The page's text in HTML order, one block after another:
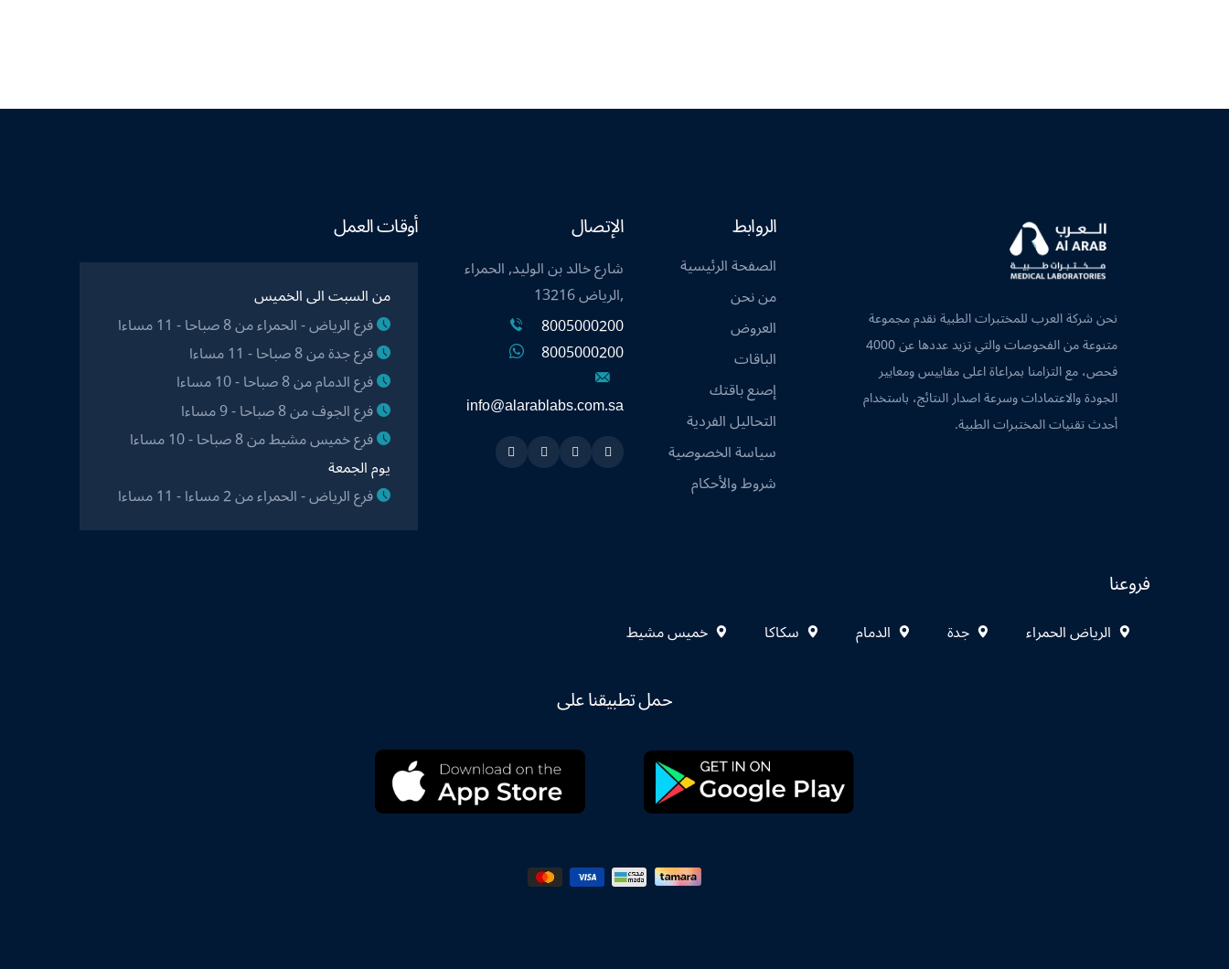
نحن شركة العرب للمختبرات الطبية نقدم مجموعة
متنوعة من الفحوصات والتي تزيد عددها عن 4000
فحص، مع التزامنا بمراعاة اعلى مقاييس ومعايير
الجودة والاعتمادات وسرعة اصدار النتائج، باستخدام
أحدث تقنيات المختبرات الطبية.
الروابط
الصفحة الرئيسية
من نحن
العروض
الباقات
إصنع باقتك
التحاليل الفردية
سياسة الخصوصية
شروط والأحكام
الإتصال
شارع خالد بن الوليد, الحمراء
,الرياض 13216
8005000200
8005000200
info@alarablabs.com.sa
Snapchat
Twitter
Linkedin
Instagram
أوقات العمل
من السبت الى الخميس
فرع الرياض - الحمراء من 8 صباحا - 11 مساءا
فرع جدة من 8 صباحا - 11 مساءا
فرع الدمام من 8 صباحا - 10 مساءا
فرع الجوف من 8 صباحا - 9 مساءا
فرع خميس مشيط من 8 صباحا - 10 مساءا
يوم الجمعة
فرع الرياض - الحمراء من 2 مساءا - 11 مساءا
فروعنا
الرياض الحمراء جدة الدمام سكاكا خميس مشيط
حمل تطبيقنا على